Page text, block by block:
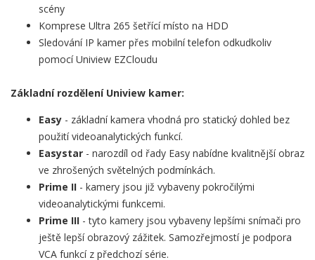
scény
Komprese Ultra 265 šetřící místo na HDD
Sledování IP kamer přes mobilní telefon odkudkoliv
pomocí Uniview EZCloudu
Základní rozdělení Uniview kamer:
Easy - základní kamera vhodná pro statický dohled bez
použití videoanalytických funkcí.
Easystar - narozdíl od řady Easy nabídne kvalitnější obraz
ve zhrošených světelných podmínkách.
Prime II - kamery jsou již vybaveny pokročilými
videoanalytickými funkcemi.
Prime III - tyto kamery jsou vybaveny lepšími snímači pro
ještě lepší obrazový zážitek. Samozřejmostí je podpora
VCA funkcí z předchozí série.